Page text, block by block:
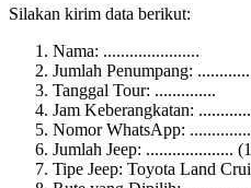
Silakan kirim data berikut:
Nama: ......................
Jumlah Penumpang:
Tanggal Tour: ..............
Jam Keberangkatan:
Nomor WhatsApp:
Jumlah Jeep: ....................
Tipe Jeep: Toyota Land